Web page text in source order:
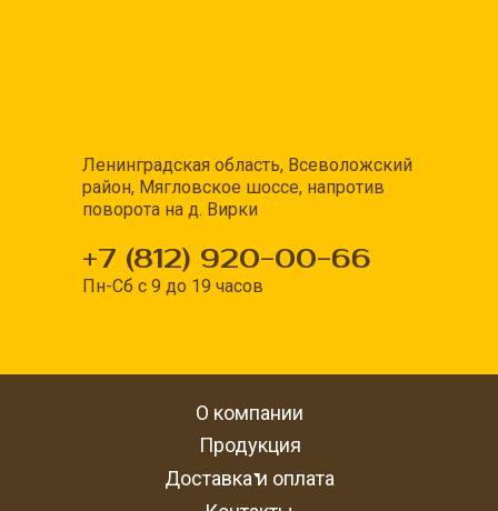
Ленинградская область, Всеволожский
район, Мягловское шоссе, напротив
поворота на д. Вирки
+7 (812) 920-00-66
Пн-Сб с 9 до 19 часов
О компании
Продукция
Доставка и оплата